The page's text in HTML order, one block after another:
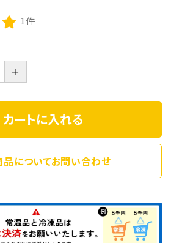
1件
＋
カートに入れる
品についてお問い合わせ